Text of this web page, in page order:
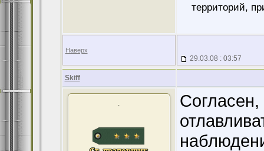
территорий,
Наверх
29.03.08 : 03:57
Skiff
.